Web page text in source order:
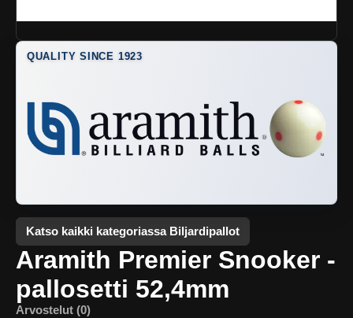
QUALITY SINCE 1923
Katso kaikki kategoriassa Biljardipallot
Aramith Premier Snooker -
pallosetti 52,4mm
Arvostelut (0)